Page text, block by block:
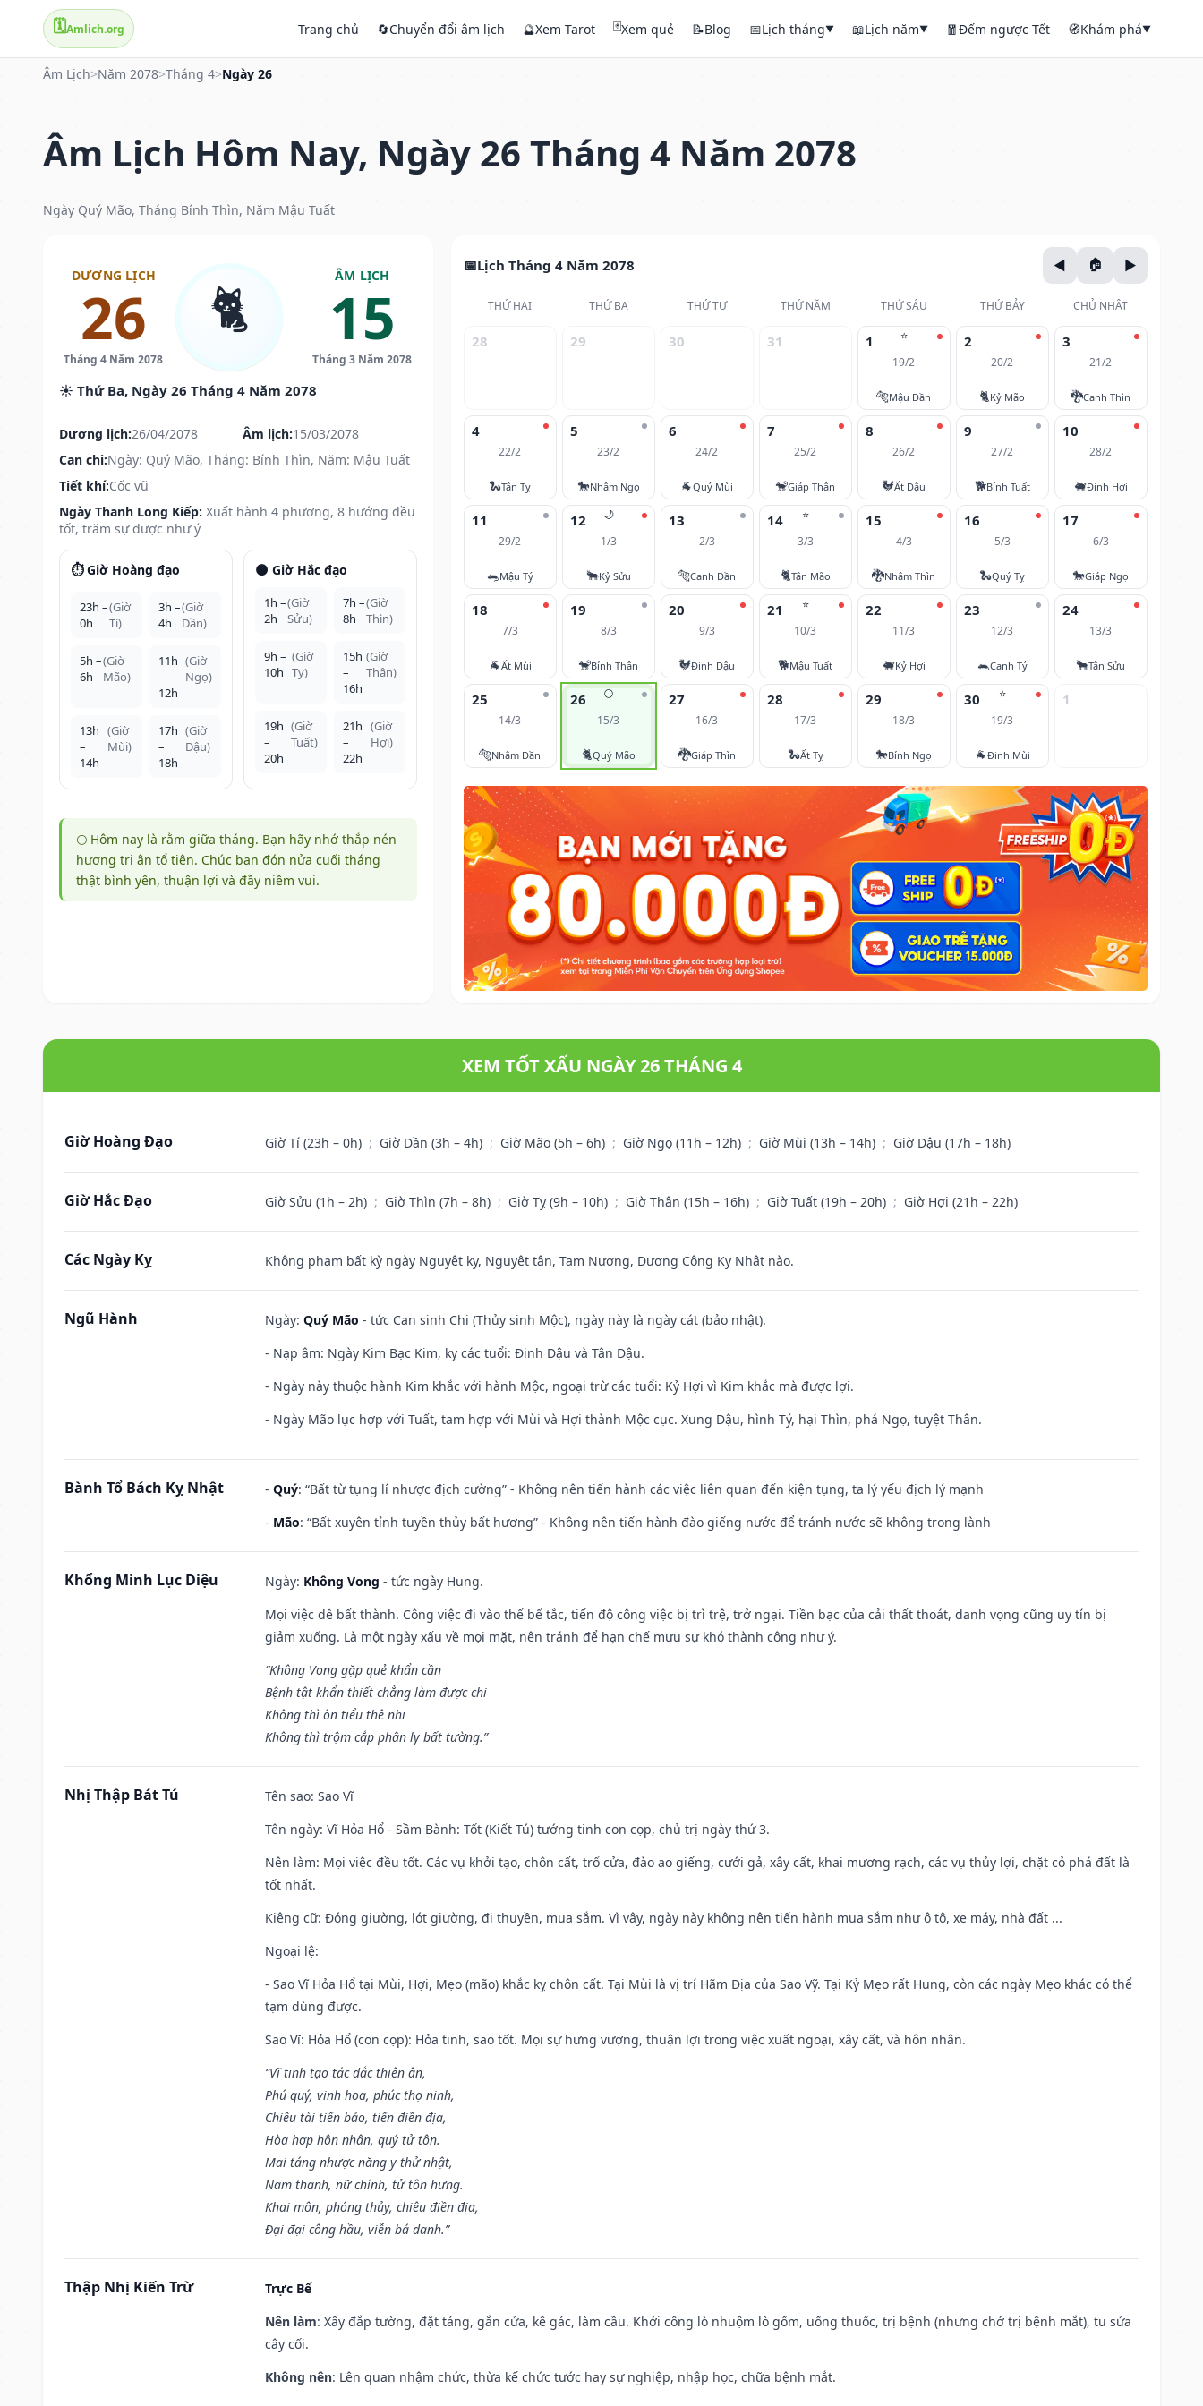
🗓️Amlich.org Trang chủ 🔄Chuyển đổi âm lịch 🔮Xem Tarot 🃏Xem quẻ 📝Blog 📅Lịch tháng▼ 📖Lịch năm▼ 🧧Đếm ngược Tết 🧭Khám phá▼
Âm Lịch>Năm 2078>Tháng 4>Ngày 26
Âm Lịch Hôm Nay, Ngày 26 Tháng 4 Năm 2078
Ngày Quý Mão, Tháng Bính Thìn, Năm Mậu Tuất
DƯƠNG LỊCH
26
Tháng 4 Năm 2078
🐈 ÂM LỊCH
15
Tháng 3 Năm 2078
☀️ Thứ Ba, Ngày 26 Tháng 4 Năm 2078
Dương lịch:26/04/2078 Âm lịch:15/03/2078
Can chi:Ngày: Quý Mão, Tháng: Bính Thìn, Năm: Mậu Tuất
Tiết khí:Cốc vũ
Ngày Thanh Long Kiếp: Xuất hành 4 phương, 8 hướng đều
tốt, trăm sự được như ý
⏱️ Giờ Hoàng đạo
23h –
0h
(Giờ
Tí)
3h –
4h
(Giờ
Dần)
5h –
6h
(Giờ
Mão)
11h
–
12h
(Giờ
Ngọ)
13h
–
14h
(Giờ
Mùi)
17h
–
18h
(Giờ
Dậu)
🌑 Giờ Hắc đạo
1h –
2h
(Giờ
Sửu)
7h –
8h
(Giờ
Thìn)
9h –
10h
(Giờ
Tỵ)
15h
–
16h
(Giờ
Thân)
19h
–
20h
(Giờ
Tuất)
21h
–
22h
(Giờ
Hợi)
🌕 Hôm nay là rằm giữa tháng. Bạn hãy nhớ thắp nén
hương tri ân tổ tiên. Chúc bạn đón nửa cuối tháng
thật bình yên, thuận lợi và đầy niềm vui.
Lịch Tháng 4 Năm 2078
THỨ HAI THỨ BA THỨ TƯ THỨ NĂM THỨ SÁU THỨ BẢY CHỦ NHẬT
28 29 30 31 ⭐
1
19/2
🐅Mậu Dần
2
20/2
🐈Kỷ Mão
3
21/2
🐉Canh Thìn
4
22/2
🐍Tân Tỵ
5
23/2
🐎Nhâm Ngọ
6
24/2
🐐Quý Mùi
7
25/2
🐒Giáp Thân
8
26/2
🐓Ất Dậu
9
27/2
🐕Bính Tuất
10
28/2
🐖Đinh Hợi
11
29/2
🐀Mậu Tý
🌙
12
1/3
🐂Kỷ Sửu
13
2/3
🐅Canh Dần
⭐
14
3/3
🐈Tân Mão
15
4/3
🐉Nhâm Thìn
16
5/3
🐍Quý Tỵ
17
6/3
🐎Giáp Ngọ
18
7/3
🐐Ất Mùi
19
8/3
🐒Bính Thân
20
9/3
🐓Đinh Dậu
⭐
21
10/3
🐕Mậu Tuất
22
11/3
🐖Kỷ Hợi
23
12/3
🐀Canh Tý
24
13/3
🐂Tân Sửu
25
14/3
🐅Nhâm Dần
🌕
26
15/3
🐈Quý Mão
27
16/3
🐉Giáp Thìn
28
17/3
🐍Ất Tỵ
29
18/3
🐎Bính Ngọ
⭐
30
19/3
🐐Đinh Mùi
1
XEM TỐT XẤU NGÀY 26 THÁNG 4
Giờ Hoàng Đạo Giờ Tí (23h – 0h) ; Giờ Dần (3h – 4h) ; Giờ Mão (5h – 6h) ; Giờ Ngọ (11h – 12h) ; Giờ Mùi (13h – 14h) ; Giờ Dậu (17h – 18h)
Giờ Hắc Đạo Giờ Sửu (1h – 2h) ; Giờ Thìn (7h – 8h) ; Giờ Tỵ (9h – 10h) ; Giờ Thân (15h – 16h) ; Giờ Tuất (19h – 20h) ; Giờ Hợi (21h – 22h)
Các Ngày Kỵ Không phạm bất kỳ ngày Nguyệt kỵ, Nguyệt tận, Tam Nương, Dương Công Kỵ Nhật nào.
Ngũ Hành Ngày: Quý Mão - tức Can sinh Chi (Thủy sinh Mộc), ngày này là ngày cát (bảo nhật).
- Nạp âm: Ngày Kim Bạc Kim, kỵ các tuổi: Đinh Dậu và Tân Dậu.
- Ngày này thuộc hành Kim khắc với hành Mộc, ngoại trừ các tuổi: Kỷ Hợi vì Kim khắc mà được lợi.
- Ngày Mão lục hợp với Tuất, tam hợp với Mùi và Hợi thành Mộc cục. Xung Dậu, hình Tý, hại Thìn, phá Ngọ, tuyệt Thân.
Bành Tổ Bách Kỵ Nhật - Quý: “Bất từ tụng lí nhược địch cường” - Không nên tiến hành các việc liên quan đến kiện tụng, ta lý yếu địch lý mạnh
- Mão: “Bất xuyên tỉnh tuyền thủy bất hương” - Không nên tiến hành đào giếng nước để tránh nước sẽ không trong lành
Khổng Minh Lục Diệu Ngày: Không Vong - tức ngày Hung.
Mọi việc dễ bất thành. Công việc đi vào thế bế tắc, tiến độ công việc bị trì trệ, trở ngại. Tiền bạc của cải thất thoát, danh vọng cũng uy tín bị
giảm xuống. Là một ngày xấu về mọi mặt, nên tránh để hạn chế mưu sự khó thành công như ý.
“Không Vong gặp quẻ khẩn cần
Bệnh tật khẩn thiết chẳng làm được chi
Không thì ôn tiểu thê nhi
Không thì trộm cắp phân ly bất tường.”
Nhị Thập Bát Tú Tên sao: Sao Vĩ
Tên ngày: Vĩ Hỏa Hổ - Sầm Bành: Tốt (Kiết Tú) tướng tinh con cọp, chủ trị ngày thứ 3.
Nên làm: Mọi việc đều tốt. Các vụ khởi tạo, chôn cất, trổ cửa, đào ao giếng, cưới gả, xây cất, khai mương rạch, các vụ thủy lợi, chặt cỏ phá đất là
tốt nhất.
Kiêng cữ: Đóng giường, lót giường, đi thuyền, mua sắm. Vì vậy, ngày này không nên tiến hành mua sắm như ô tô, xe máy, nhà đất ...
Ngoại lệ:
- Sao Vĩ Hỏa Hổ tại Mùi, Hợi, Mẹo (mão) khắc kỵ chôn cất. Tại Mùi là vị trí Hãm Địa của Sao Vỹ. Tại Kỷ Mẹo rất Hung, còn các ngày Mẹo khác có thể
tạm dùng được.
Sao Vĩ: Hỏa Hổ (con cọp): Hỏa tinh, sao tốt. Mọi sự hưng vượng, thuận lợi trong việc xuất ngoại, xây cất, và hôn nhân.
“Vĩ tinh tạo tác đắc thiên ân,
Phú quý, vinh hoa, phúc thọ ninh,
Chiêu tài tiến bảo, tiến điền địa,
Hòa hợp hôn nhân, quý tử tôn.
Mai táng nhược năng y thử nhật,
Nam thanh, nữ chính, tử tôn hưng.
Khai môn, phóng thủy, chiêu điền địa,
Đại đại công hầu, viễn bá danh.”
Thập Nhị Kiến Trừ
Trực Bế
Nên làm: Xây đắp tường, đặt táng, gắn cửa, kê gác, làm cầu. Khởi công lò nhuộm lò gốm, uống thuốc, trị bệnh (nhưng chớ trị bệnh mắt), tu sửa
cây cối.
Không nên: Lên quan nhậm chức, thừa kế chức tước hay sự nghiệp, nhập học, chữa bệnh mắt.